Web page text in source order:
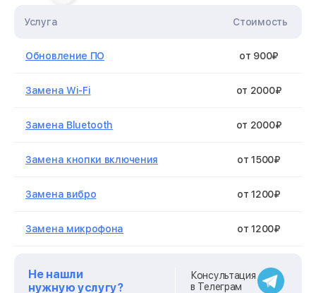
Услуга Стоимость
Обновление ПО от 900₽
Замена Wi-Fi от 2000₽
Замена Bluetooth от 2000₽
Замена кнопки включения от 1500₽
Замена вибро от 1200₽
Замена микрофона от 1200₽
Не нашли
нужную услугу?
Консультация
в Телеграм